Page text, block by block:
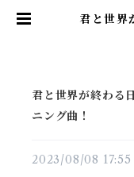
君と世界
君と世界が終わる
ニング曲！
2023/08/08 17:55